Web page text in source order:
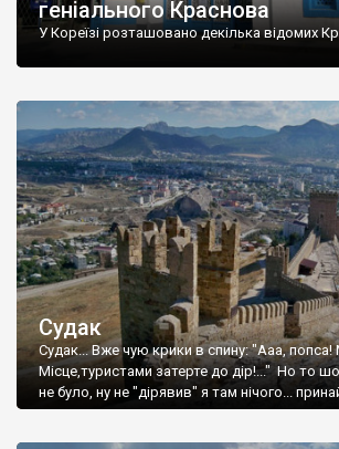
геніального Краснова
У Кореїзі розташовано декілька відомих
Судак
Судак... Вже чую крики в спину: "Ааа,
Місце,туристами затерте до дір!..." Но то
не було, ну не "дірявив" я там нічого...